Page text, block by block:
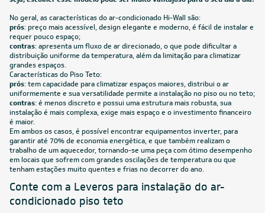
No geral, as características do ar-condicionado Hi-Wall são:
prós: preço mais acessível, design elegante e moderno, é fácil de instalar e
requer pouco espaço;
contras: apresenta um fluxo de ar direcionado, o que pode dificultar a
distribuição uniforme da temperatura, além da limitação para climatizar
grandes espaços.
Características do Piso Teto:
prós: tem capacidade para climatizar espaços maiores, distribui o ar
uniformemente e sua versatilidade permite a instalação no piso ou no teto;
contras: é menos discreto e possui uma estrutura mais robusta, sua
instalação é mais complexa, exige mais espaço e o investimento financeiro
é maior.
Em ambos os casos, é possível encontrar equipamentos inverter, para
garantir até 70% de economia energética, e que também realizam o
trabalho de um aquecedor, tornando-se uma peça com ótimo desempenho
em locais que sofrem com grandes oscilações de temperatura ou que
tenham estações muito quentes e frias no decorrer do ano.
Conte com a Leveros para instalação do ar-
condicionado piso teto